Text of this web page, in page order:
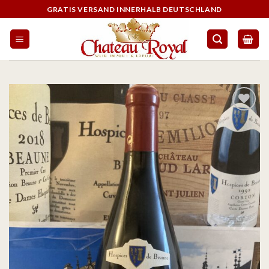
GRATIS VERSAND INNERHALB DEUTSCHLAND
Auf die
Wunschliste